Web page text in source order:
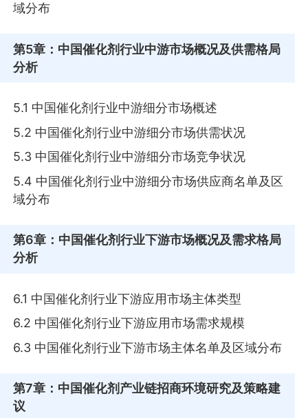
域分布
第5章 ：中国催化剂行业中游市场概况及供需格局
分析
5.1 中国催化剂行业中游细分市场概述
5.2 中国催化剂行业中游细分市场供需状况
5.3 中国催化剂行业中游细分市场竞争状况
5.4 中国催化剂行业中游细分市场供应商名单及区
域分布
第6章 ：中国催化剂行业下游市场概况及需求格局
分析
6.1 中国催化剂行业下游应用市场主体类型
6.2 中国催化剂行业下游应用市场需求规模
6.3 中国催化剂行业下游市场主体名单及区域分布
第7章 ：中国催化剂产业链招商环境研究及策略建
议